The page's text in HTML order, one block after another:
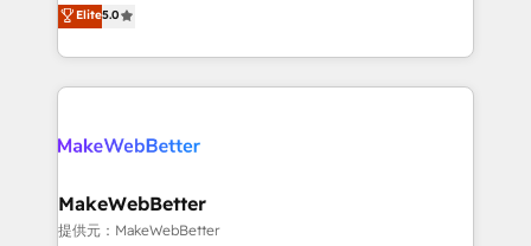
Scale: Fastest tiering Elite HubSpot Partner 🪴 -
technical agency for a growth problem. Hire a
solutions that deliver measurable impact and
transform brand experiences As one of the few full-
service creative agencies in the HubSpot
winning design to build scalable, globally
marketing campaigns, & RevOps frameworks that
fuel long-term success We connect the entire
Elite5.0
MakeWebBetter
提供元：MakeWebBetter